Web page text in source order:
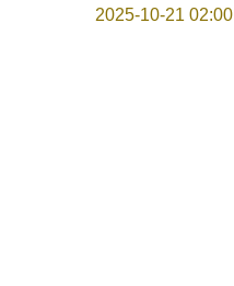
2025-10-21 02:00